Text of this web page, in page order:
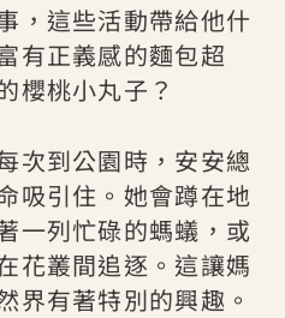
，這些活動帶給他什
有正義感的麵包超
櫻桃小丸子？
次到公園時，安安總
吸引住。她會蹲在地
一列忙碌的螞蟻，或
花叢間追逐。這讓媽
界有著特別的興趣。